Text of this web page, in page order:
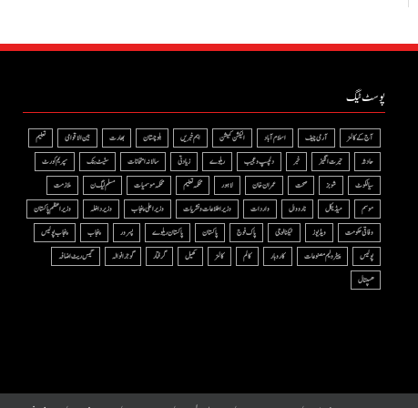
پوسٹ ٹیگ
آج کے کالمز آرمی چیف اسلام آباد الیکشن کمیشن اہم خبریں بلوچستان بھارت بین الاقوامی
تعلیم
حادثہ
حیرت انگیز خبر دلچسپ و عجیب ریلوے زیادتی سالانہ امتحانات سٹیٹ بنک
سپریم کورٹ
سیالکوٹ
شوبز صحت عمران خان لاہور محکمہ تعلیم محکمہ موسمیات مسلم لیگ ن
ملازمت
موسم
میڈیکل نارووال واردات وزیر اطلاعات و نشریات وزیر اعلی پنجاب وزیر داخلہ
وزیراعظم پاکستان
وفاقی حکومت
ویڈیوز ٹیکنالوجی پاک فوج پاکستان پاکستان ریلوے پسرور پنجاب
پنجاب پولیس
پولیس
پیٹرولیم مصنوعات کاروبار کالم کالمز کھیل گرفتار گوجرانوالہ
گیس ریٹ اضافہ
ھسپتال